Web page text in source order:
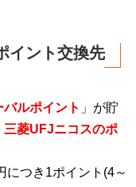
イント交換先
バルポイント 」が貯
三菱UFJニコスのポ
につき1ポイント(4～